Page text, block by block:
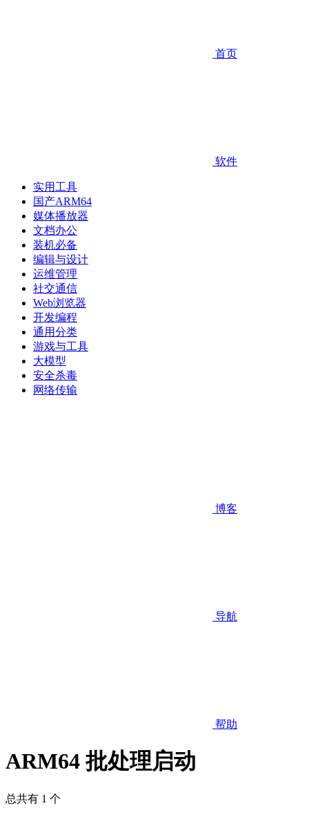
首页
软件
实用工具
国产ARM64
媒体播放器
文档办公
装机必备
编辑与设计
运维管理
社交通信
Web浏览器
开发编程
通用分类
游戏与工具
大模型
安全杀毒
网络传输
博客
导航
帮助
ARM64 批处理启动
总共有 1 个